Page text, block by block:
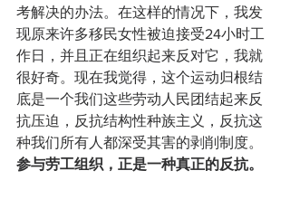
考解决的办法。在这样的情况下，我发
现原来许多移民女性被迫接受24小时工
作日，并且正在组织起来反对它，我就
很好奇。现在我觉得，这个运动归根结
底是一个我们这些劳动人民团结起来反
抗压迫，反抗结构性种族主义，反抗这
种我们所有人都深受其害的剥削制度。
参与劳工组织，正是一种真正的反抗。